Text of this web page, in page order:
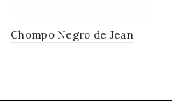
Chompo Negro de Jean